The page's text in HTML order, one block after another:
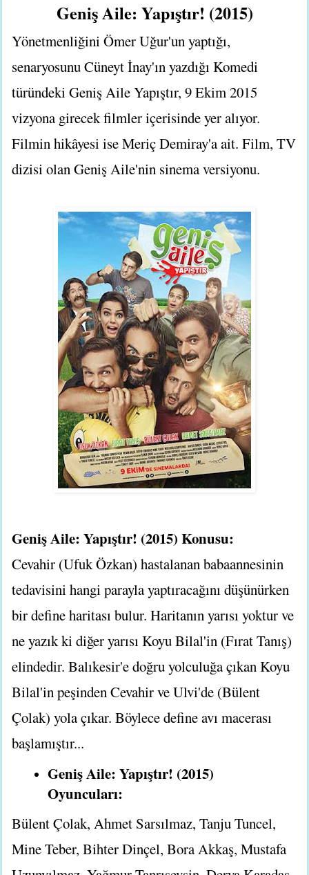
Geniş Aile: Yapıştır! (2015)
Yönetmenliğini Ömer Uğur'un yaptığı,
senaryosunu Cüneyt İnay'ın yazdığı Komedi
türündeki Geniş Aile Yapıştır, 9 Ekim 2015
vizyona girecek filmler içerisinde yer alıyor.
Filmin hikâyesi ise Meriç Demiray'a ait. Film, TV
dizisi olan Geniş Aile'nin sinema versiyonu.
Geniş Aile: Yapıştır! (2015) Konusu:
Cevahir (Ufuk Özkan) hastalanan babaannesinin
tedavisini hangi parayla yaptıracağını düşünürken
bir define haritası bulur. Haritanın yarısı yoktur ve
ne yazık ki diğer yarısı Koyu Bilal'in (Fırat Tanış)
elindedir. Balıkesir'e doğru yolculuğa çıkan Koyu
Bilal'in peşinden Cevahir ve Ulvi'de (Bülent
Çolak) yola çıkar. Böylece define avı macerası
başlamıştır...
Geniş Aile: Yapıştır! (2015)
Oyuncuları:
Bülent Çolak, Ahmet Sarsılmaz, Tanju Tuncel,
Mine Teber, Bihter Dinçel, Bora Akkaş, Mustafa